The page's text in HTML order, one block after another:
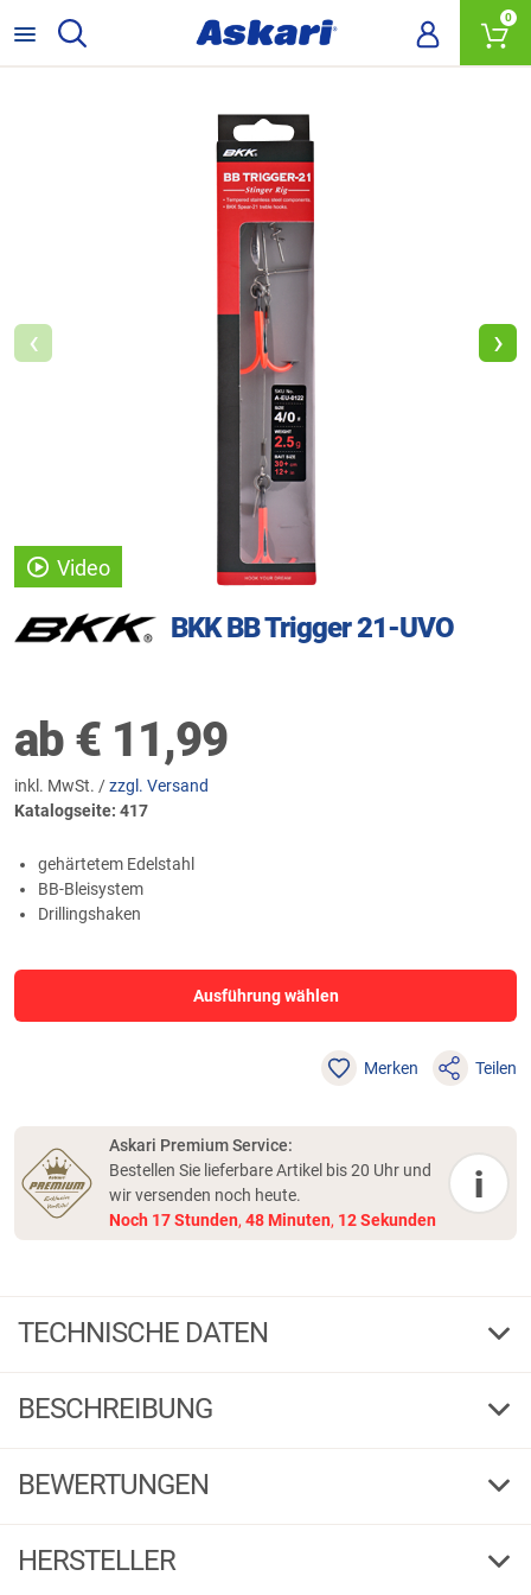
0
Video
‹ ›
BKK BB Trigger 21-UVO
ab € 11,99
inkl. MwSt. /zzgl. Versand
Katalogseite: 417
gehärtetem Edelstahl
BB-Bleisystem
Drillingshaken
Ausführung wählen
Merken Teilen
Askari Premium Service:
Bestellen Sie lieferbare Artikel bis 20 Uhr und
wir versenden noch heute.
Noch 17Stunden, 48 Minuten, 11Sekunden
i
TECHNISCHE DATEN
Bestell-Nr. 235831
BESCHREIBUNG
BEWERTUNGEN
i
Produktbewertungen können nur von Kunden erstellt
HERSTELLER